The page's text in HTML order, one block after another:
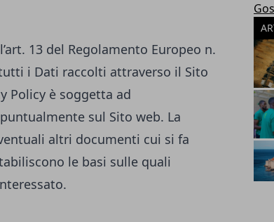
13 del Regolamento Europeo n.
i Dati raccolti attraverso il Sito
Policy è soggetta ad
sul Sito web. La
altri documenti cui si fa
le basi sulle quali